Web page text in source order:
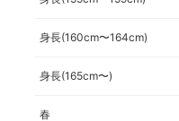
身長(160cm〜164cm)
身長(165cm〜)
春